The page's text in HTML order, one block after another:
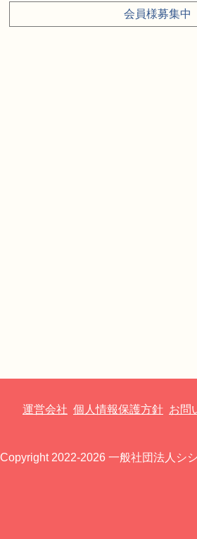
会員様募集中
運営会社 個人情報保護方針 お問
Copyright 2022-2026 一般社団法人シ